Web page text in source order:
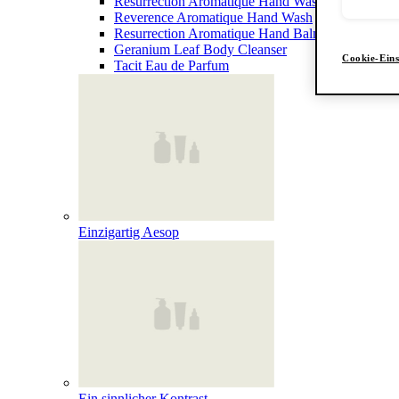
Reverence Aromatique Hand Wash
Resurrection Aromatique Hand Balm
Geranium Leaf Body Cleanser
Tacit Eau de Parfum
Einzigartig Aesop
Cookie-